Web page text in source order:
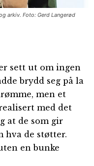
arkiv. Foto: Gerd Langerød
sett ut om ingen
brydd seg på la
men et
med det
at de som gir
hva de støtter.
en bunke